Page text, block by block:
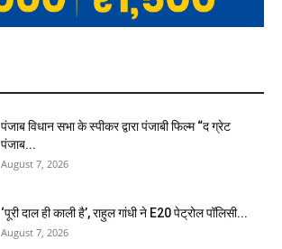
पंजाब विधान सभा के स्पीकर द्वारा पंजाबी फिल्म “द ग्रेट
पंजाब...
August 7, 2026
‘पूरी दाल ही काली है’, राहुल गांधी ने E20 पेट्रोल पॉलिसी...
August 7, 2026